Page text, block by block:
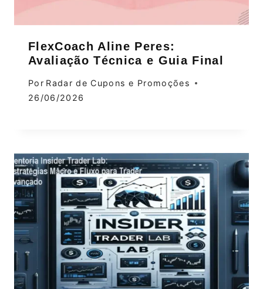
FlexCoach Aline Peres:
Avaliação Técnica e Guia Final
Por Radar de Cupons e Promoções
26/06/2026